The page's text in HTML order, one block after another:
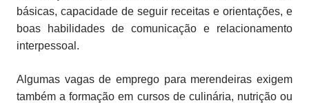
básicas, capacidade de seguir receitas e orientações, e
boas habilidades de comunicação e relacionamento
interpessoal.
Algumas vagas de emprego para merendeiras exigem
também a formação em cursos de culinária, nutrição ou